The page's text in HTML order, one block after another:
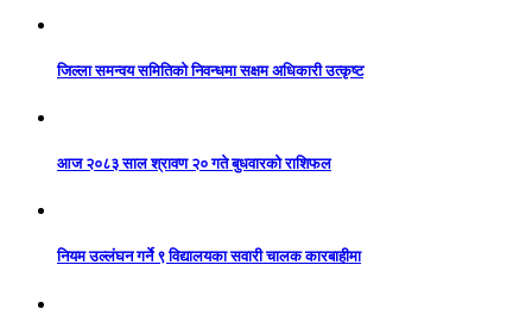
जिल्ला समन्वय समितिको निवन्धमा सक्षम अधिकारी उत्कृष्ट
आज २०८३ साल श्रावण २० गते बुधवारको राशिफल
नियम उल्लंघन गर्ने ९ विद्यालयका सवारी चालक कारबाहीमा